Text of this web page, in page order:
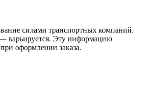
силами транспортных компаний.
варьируется. Эту информацию
оформлении заказа.